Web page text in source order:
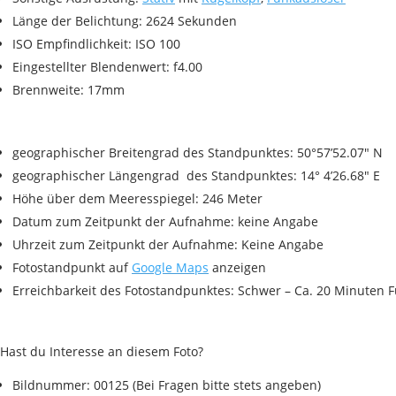
Länge der Belichtung: 2624 Sekunden
ISO Empfindlichkeit: ISO 100
Eingestellter Blendenwert: f4.00
Brennweite: 17mm
geographischer Breitengrad des Standpunktes: 50°57’52.07″ N
geographischer Längengrad des Standpunktes: 14° 4’26.68″ E
Höhe über dem Meeresspiegel: 246 Meter
Datum zum Zeitpunkt der Aufnahme: keine Angabe
Uhrzeit zum Zeitpunkt der Aufnahme: Keine Angabe
Fotostandpunkt auf Google Maps anzeigen
Erreichbarkeit des Fotostandpunktes: Schwer – Ca. 20 Minuten
Hast du Interesse an diesem Foto?
Bildnummer: 00125 (Bei Fragen bitte stets angeben)